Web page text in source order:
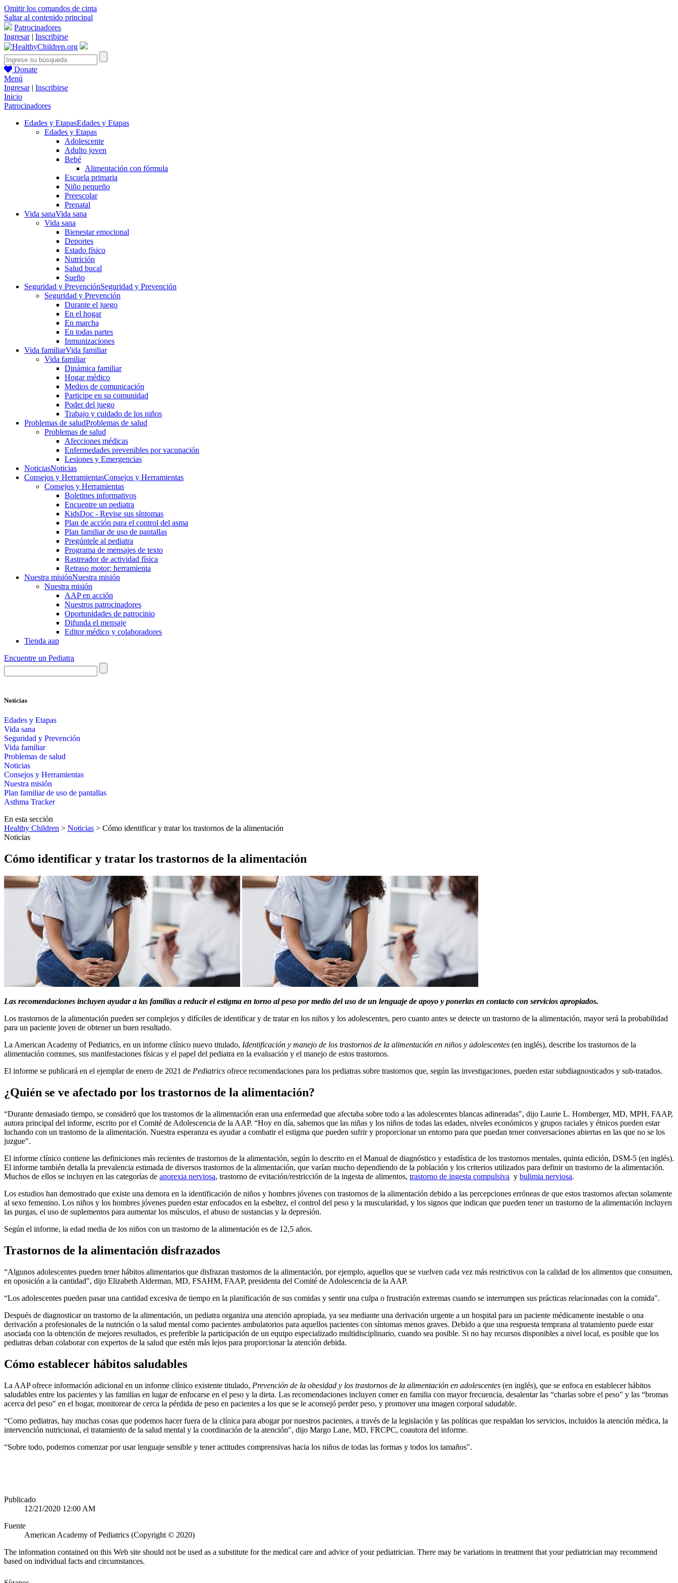
Omitir los comandos de cinta
Saltar al contenido principal
Patrocinadores
Ingresar| Inscribirse
Donate
Menú
Ingresar| Inscribirse
Inicio
Patrocinadores
Edades y EtapasEdades y Etapas
Edades y Etapas
Adolescente
Adulto joven
Bebé
Alimentación con fórmula
Escuela primaria
Niño pequeño
Preescolar
Prenatal
Vida sanaVida sana
Vida sana
Bienestar emocional
Deportes
Estado físico
Nutrición
Salud bucal
Sueño
Seguridad y PrevenciónSeguridad y Prevención
Seguridad y Prevención
Durante el juego
En el hogar
En marcha
En todas partes
Inmunizaciones
Vida familiarVida familiar
Vida familiar
Dinámica familiar
Hogar médico
Medios de comunicación
Participe en su comunidad
Poder del juego
Trabajo y cuidado de los niños
Problemas de saludProblemas de salud
Problemas de salud
Afecciones médicas
Enfermedades prevenibles por vacunación
Lesiones y Emergencias
NoticiasNoticias
Consejos y HerramientasConsejos y Herramientas
Consejos y Herramientas
Boletines informativos
Encuentre un pediatra
KidsDoc - Revise sus síntomas
Plan de acción para el control del asma
Plan familiar de uso de pantallas
Pregúntele al pediatra
Programa de mensajes de texto
Rastre​​ador de activida​d física
Retraso motor: herramienta
Nuestra misiónNuestra misión
Nuestra misión
AAP en acción
Nuestros patrocinadores
Oportunidades de patrocinio
Difunda el mensaje
Editor médico y colaboradores
Tienda aap
Encuentre un Pediatra
Noticias
Edades y Etapas
Vida sana
Seguridad y Prevención
Vida familiar
Problemas de salud
Noticias
Consejos y Herramientas
Nuestra misión
Plan familiar de uso de pantallas​​
Asthma Tracker
En esta sección
Healthy Children > Noticias > Cómo identificar y tratar los trastornos de la alimentación
Noticias
Cómo identificar y tratar los trastornos de la alimentación
Las recomendaciones incluyen ayudar a las familias a reducir el estigma en torno al peso por medio del uso de un lenguaje de apoyo y ponerlas en contacto con servicios apropiados.
Los trastornos de la alimentación pueden ser complejos y difíciles de identificar y de tratar en los niños y los adolescentes, pero cuanto antes se detecte un trastorno de la alimentación, mayor será la probabilidad
para un paciente joven de obtener un buen resultado.
La American Academy of Pediatrics, en un informe clínico nuevo titulado, Identificación y manejo de los trastornos de la alimentación en niños y adolescentes (en inglés), describe los trastornos de la
alimentación comunes, sus manifestaciones físicas y el papel del pediatra en la evaluación y el manejo de estos trastornos.
El informe se publicará en el ejemplar de enero de 2021 de Pediatrics ofrece recomendaciones para los pediatras sobre trastornos que, según las investigaciones, pueden estar subdiagnosticados y sub​-tratados.
¿Quién se ve afectado por los trastornos de la alimentación?
“Durante demasiado tiempo, se consideró que los trastornos de la alimentación eran una enfermedad que afectaba sobre todo a las adolescentes blancas adineradas", dijo Laurie L. Hornberger, MD, MPH, FAAP,
autora principal del informe, escrito por el Comité de Adolescencia de la AAP. “Hoy en día, sabemos que las niñas y los niños de todas las edades, niveles económicos y grupos raciales y étnicos pueden estar
luchando con un trastorno de la alimentación. Nuestra esperanza es ayudar a combatir el estigma que pueden sufrir y proporcionar un entorno para que puedan tener conversaciones abiertas en las que no se los
juzgue".
El informe clínico contiene las definiciones más recientes de trastornos de la alimentación, según lo descrito en el Manual de diagnóstico y estadística de los trastornos mentales, quinta edición, DSM-5 (en inglés).
El informe también detalla la prevalencia estimada de diversos trastornos de la alimentación, que varían mucho dependiendo de la población y los criterios utilizados para definir un trastorno de la alimentación.
Muchos de ellos se incluyen en las categorías de anorexia nerviosa, trastorno de evitación/restricción de la ingesta de alimentos, trastorno de ingesta compulsiva y bulimia nerviosa.
Los estudios han demostrado que existe una demora en la identificación de niños y hombres jóvenes con trastornos de la alimentación debido a las percepciones erróneas de que estos trastornos afectan solamente
al sexo femenino. Los niños y los hombres jóvenes pueden estar enfocados en la esbeltez, el control del peso y la muscularidad, y los signos que indican que pueden tener un trastorno de la alimentación incluyen
las purgas, el uso de suplementos para aumentar los músculos, el abuso de sustancias y la depresión.
Según el informe, la edad media de los niños con un trastorno de la alimentación es de 12,5 años.
Trastornos de la alimentación disfrazados
“Algunos adolescentes pueden tener hábitos alimentarios que disfrazan trastornos de la alimentación, por ejemplo, aquellos que se vuelven cada vez más restrictivos con la calidad de los alimentos que consumen,
en oposición a la cantidad", dijo Elizabeth Alderman, MD, FSAHM, FAAP, presidenta del Comité de Adolescencia de la AAP.
“Los adolescentes pueden pasar una cantidad excesiva de tiempo en la planificación de sus comidas y sentir una culpa o frustración extremas cuando se interrumpen sus prácticas relacionadas con la comida".
Después de diagnosticar un trastorno de la alimentación, un pediatra organiza una atención apropiada, ya sea mediante una derivación urgente a un hospital para un paciente médicamente inestable o una
derivación a profesionales de la nutrición o la salud mental como pacientes ambulatorios para aquellos pacientes con síntomas menos graves. Debido a que una respuesta temprana al tratamiento puede estar
asociada con la obtención de mejores resultados, es preferible la participación de un equipo especializado multidisciplinario, cuando sea posible. Si no hay recursos disponibles a nivel local, es posible que los
pediatras deban colaborar con expertos de la salud que estén más lejos para proporcionar la atención debida.
Cómo establecer hábitos saludables
La AAP ofrece información adicional en un informe clínico existente titulado, Prevención de la obesidad y los trastornos de la alimentación en adolescentes (en inglés), que se enfoca en establecer hábitos
saludables entre los pacientes y las familias en lugar de enfocarse en el peso y la dieta. Las recomendaciones incluyen comer en familia con mayor frecuencia, desalentar las “charlas sobre el peso" y las “bromas
acerca del peso" en el hogar, monitorear de cerca la pérdida de peso en pacientes a los que se le aconsejó perder peso, y promover una imagen corporal saludable.
“Como pediatras, hay muchas cosas que podemos hacer fuera de la clínica para abogar por nuestros pacientes, a través de la legislación y las políticas que respaldan los servicios, incluidos la atención médica, la
intervención nutricional, el tratamiento de la salud mental y la coordinación de la atención", dijo Margo Lane, MD, FRCPC, coautora del informe.
​“Sobre todo, podemos comenzar por usar lenguaje sensible y tener actitudes comprensivas hacia los niños de todas las formas y todos los tamaños".​
Publicado
12/21/2020 12:00 AM
Fuente
American Academy of Pediatrics (Copyright © 2020)
The information contained on this Web site should not be used as a substitute for the medical care and advice of your pediatrician. There may be variations in treatment that your pediatrician may recommend
based on individual facts and circumstances.